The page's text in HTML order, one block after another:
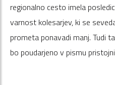
regionalno cesto imela
varnost kolesarjev, ki se
prometa ponavadi manj. Tudi
bo poudarjeno v pismu